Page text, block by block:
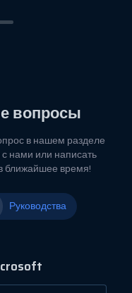
вопросы
в нашем разделе
с нами или написать
ближайшее время!
Руководства